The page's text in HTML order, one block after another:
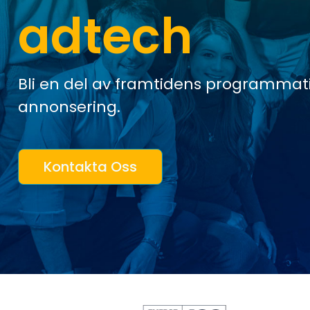
adtech
Bli en del av framtidens
annonsering.
Kontakta Oss